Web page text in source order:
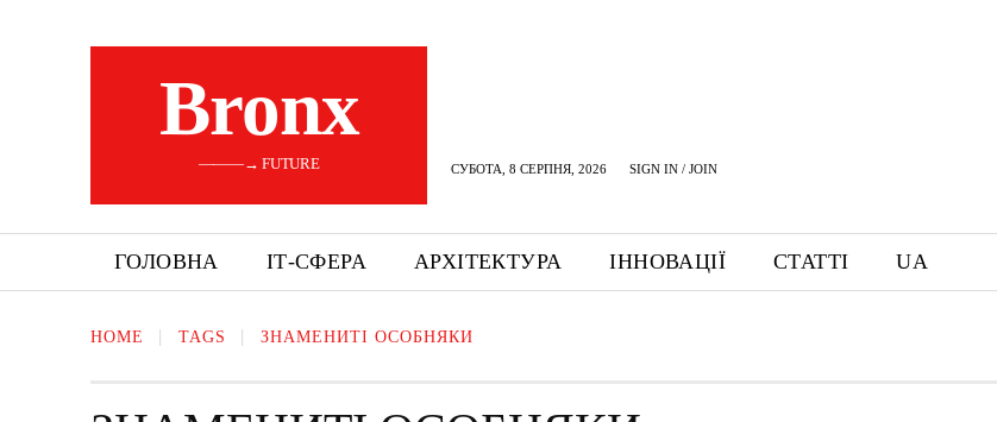
Bronx
———→ FUTURE СУБОТА, 8 СЕРПНЯ, 2026 SIGN IN / JOIN
ГОЛОВНА ІТ-СФЕРА АРХІТЕКТУРА ІННОВАЦІЇ СТАТТІ UA
HOME TAGS ЗНАМЕНИТІ ОСОБНЯКИ